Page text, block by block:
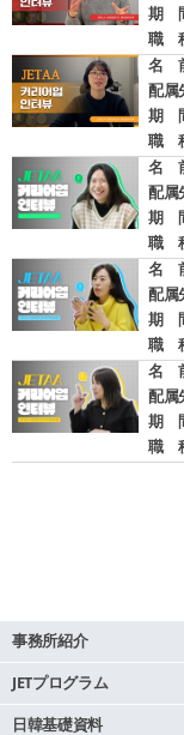
期
職
名
配属
期
職
名
配属
期
職
名
配属
期
職
名
配属
期
職
事務所紹介
JETプログラム
日韓基礎資料